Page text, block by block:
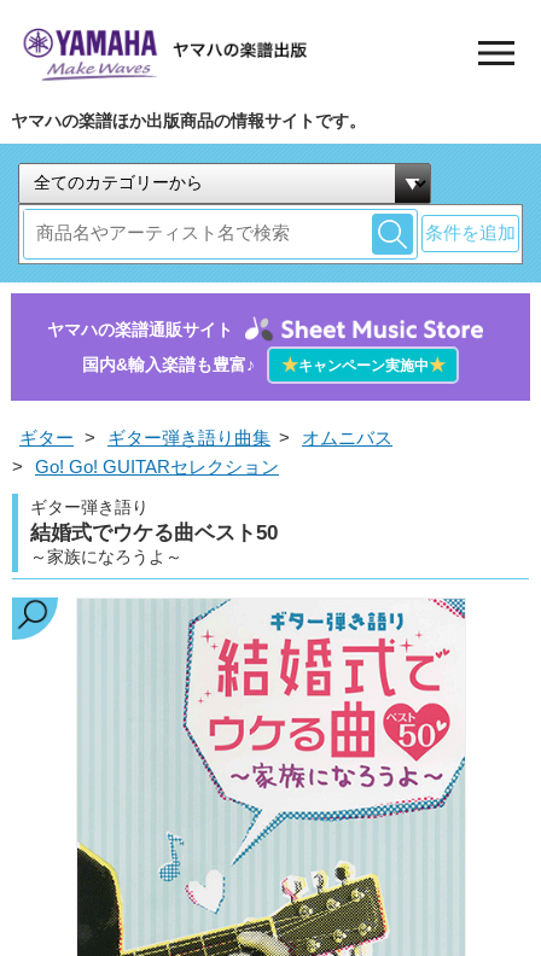
ヤマハの楽譜ほか出版商品の情報サイトです。
条件を追加
ヤマハの楽譜通販サイト
国内&輸入楽譜も豊富♪
★キャンペーン実施中★
ギター > ギター弾き語り曲集 >
オムニバス
>
Go! Go! GUITARセレクション
ギター弾き語り
結婚式でウケる曲ベスト50
～家族になろうよ～